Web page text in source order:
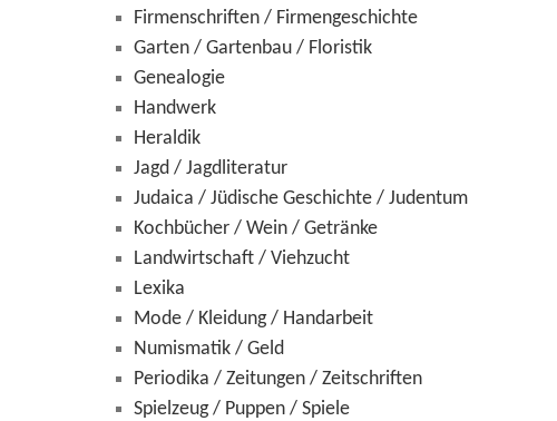
Firmenschriften / Firmengeschichte
Garten / Gartenbau / Floristik
Genealogie
Handwerk
Heraldik
Jagd / Jagdliteratur
Judaica / Jüdische Geschichte / Judentum
Kochbücher / Wein / Getränke
Landwirtschaft / Viehzucht
Lexika
Mode / Kleidung / Handarbeit
Numismatik / Geld
Periodika / Zeitungen / Zeitschriften
Spielzeug / Puppen / Spiele